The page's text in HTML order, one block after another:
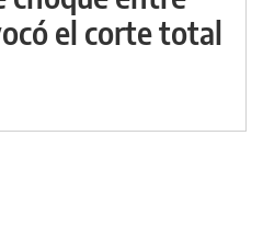
el corte total